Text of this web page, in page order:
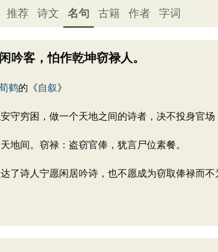
推荐 诗文 名句 古籍 作者 字词
吟客，怕作乾坤窃禄人。
鹤的《自叙》
守穷困，做一个天地之间的诗者，决不投身官场
地间。窃禄：盗窃官俸，犹言尸位素餐。
了诗人宁愿闲居吟诗，也不愿成为窃取俸禄而